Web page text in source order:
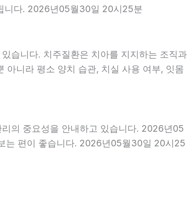
니다. 2026년05월30일 20시25분
습니다. 치주질환은 치아를 지지하는 조직과
아니라 평소 양치 습관, 치실 사용 여부, 잇몸
의 중요성을 안내하고 있습니다. 2026년05
는 편이 좋습니다. 2026년05월30일 20시25